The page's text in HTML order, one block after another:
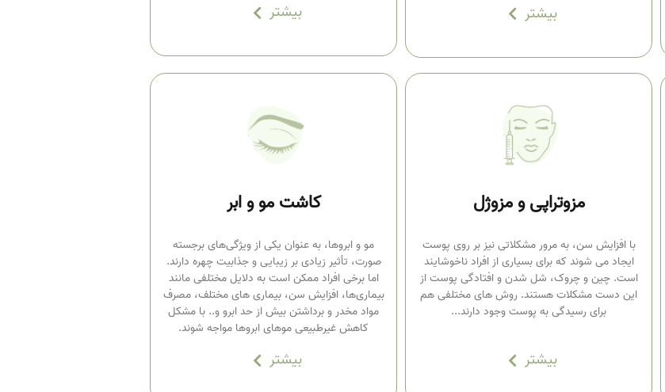
بیشتر بیشتر
مزوتراپی و مزوژل
با افزایش سن، به مرور مشکلاتی نیز بر روی پوست
ایجاد می شوند که برای بسیاری از افراد ناخوشایند
است. چین و چروک، شل شدن و افتادگی پوست از
این دست مشکلات هستند. روش های مختلفی هم
برای رسیدگی به پوست وجود دارند...
بیشتر
کاشت مو و ابر
مو و ابروها، به عنوان یکی از ویژگی‌های برجسته
صورت، تأثیر زیادی بر زیبایی و جذابیت چهره دارند.
اما برخی افراد ممکن است به دلایل مختلفی مانند
بیماری‌ها، افزایش سن، بیماری های مختلف، مصرف
مواد مخدر و برداشتن بیش از حد ابرو و.. با مشکل
کاهش غیرطبیعی موهای ابروها مواجه شوند.
بیشتر